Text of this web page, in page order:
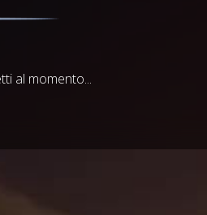
al momento...